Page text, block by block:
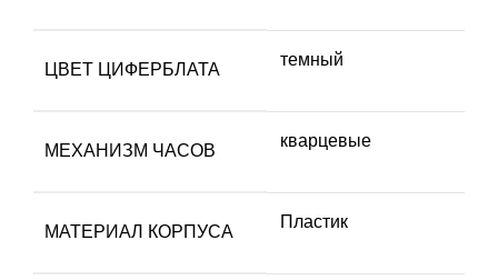
ЦВЕТ ЦИФЕРБЛАТА
темный
МЕХАНИЗМ ЧАСОВ
кварцевые
МАТЕРИАЛ КОРПУСА
Пластик